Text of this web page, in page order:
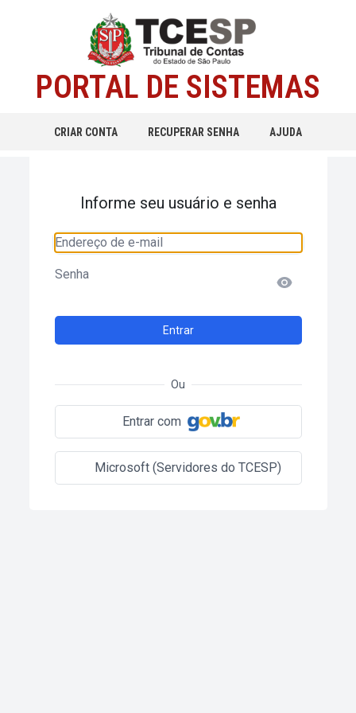
PORTAL DE SISTEMAS
CRIAR CONTA RECUPERAR SENHA AJUDA
Informe seu usuário e senha
Endereço de e-mail
Senha
Entrar
Ou
Entrar com
Microsoft (Servidores do TCESP)